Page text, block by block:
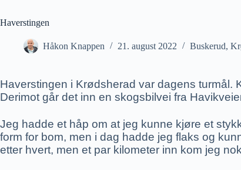
Haverstingen
Håkon Knappen 21. august 2022 Buskerud,
Haverstingen i Krødsherad var dagens turmål.
Derimot går det inn en skogsbilvei fra
Jeg hadde et håp om at jeg kunne kjøre et
form for bom, men i dag hadde jeg flaks og
etter hvert, men et par kilometer inn kom jeg